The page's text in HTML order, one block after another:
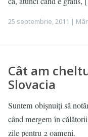
25 septembrie, 2011 |
Cât am
Slovacia
Suntem obișnuiți să
când mergem în
zile pentru 2 oameni.